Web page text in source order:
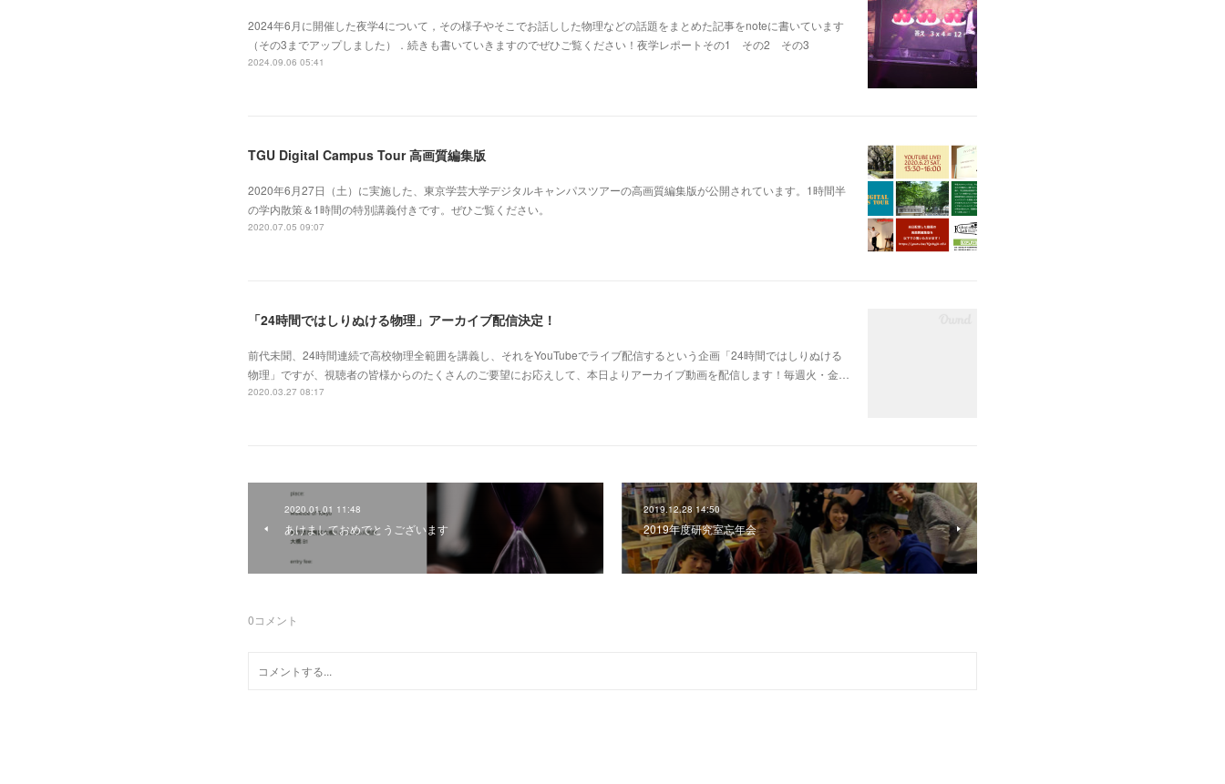
2024年6月に開催した夜学4について，その様子やそこでお話しした物理などの話題をまとめた記事をnoteに書いています
（その3までアップしました）．続きも書いていきますのでぜひご覧ください！夜学レポートその1 その2 その3
2024.09.06 05:41
TGU Digital Campus Tour 高画質編集版
2020年6月27日（土）に実施した、東京学芸大学デジタルキャンパスツアーの高画質編集版が公開されています。1時間半
の学内散策＆1時間の特別講義付きです。ぜひご覧ください。
2020.07.05 09:07
「24時間ではしりぬける物理」アーカイブ配信決定！
前代未聞、24時間連続で高校物理全範囲を講義し、それをYouTubeでライブ配信するという企画「24時間ではしりぬける
物理」ですが、視聴者の皆様からのたくさんのご要望にお応えして、本日よりアーカイブ動画を配信します！毎週火・金…
2020.03.27 08:17
2020.01.01 11:48
あけましておめでとうございます
2019.12.28 14:50
2019年度研究室忘年会
0コメント